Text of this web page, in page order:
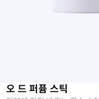
오 드 퍼퓸 스틱